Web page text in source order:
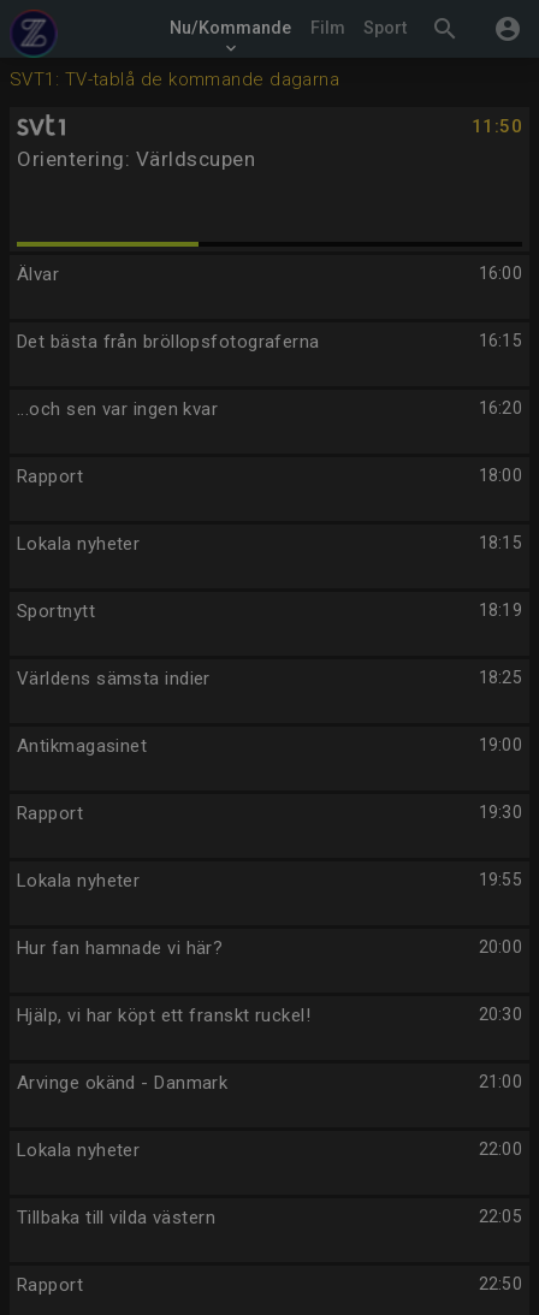
search account_circle
Nu/Kommande
keyboard_arrow_down
Film Sport
SVT1: TV-tablå de kommande dagarna
11:50
Orientering: Världscupen
16:00
Älvar
16:15
Det bästa från bröllopsfotograferna
16:20
...och sen var ingen kvar
18:00
Rapport
18:15
Lokala nyheter
18:19
Sportnytt
18:25
Världens sämsta indier
19:00
Antikmagasinet
19:30
Rapport
19:55
Lokala nyheter
20:00
Hur fan hamnade vi här?
20:30
Hjälp, vi har köpt ett franskt ruckel!
21:00
Arvinge okänd - Danmark
22:00
Lokala nyheter
22:05
Tillbaka till vilda västern
22:50
Rapport